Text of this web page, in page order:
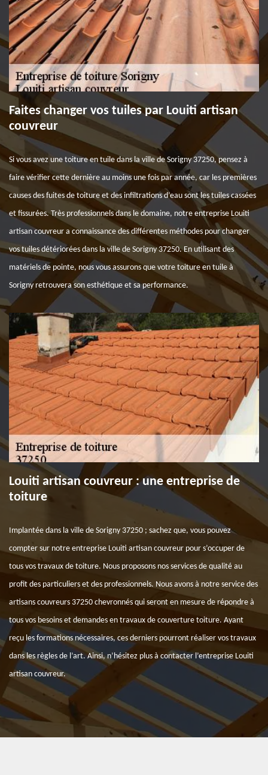
Faites changer vos tuiles par Louiti artisan
couvreur
Si vous avez une toiture en tuile dans la ville de Sorigny 37250, pensez à
faire vérifier cette dernière au moins une fois par année, car les premières
causes des fuites de toiture et des infiltrations d’eau sont les tuiles cassées
et fissurées. Très professionnels dans le domaine, notre entreprise Louiti
artisan couvreur a connaissance des différentes méthodes pour changer
vos tuiles détériorées dans la ville de Sorigny 37250. En utilisant des
matériels de pointe, nous vous assurons que votre toiture en tuile à
Sorigny retrouvera son esthétique et sa performance.
Louiti artisan couvreur : une entreprise de
toiture
Implantée dans la ville de Sorigny 37250 ; sachez que, vous pouvez
compter sur notre entreprise Louiti artisan couvreur pour s’occuper de
tous vos travaux de toiture. Nous proposons nos services de qualité au
profit des particuliers et des professionnels. Nous avons à notre service des
artisans couvreurs 37250 chevronnés qui seront en mesure de répondre à
tous vos besoins et demandes en travaux de couverture toiture. Ayant
reçu les formations nécessaires, ces derniers pourront réaliser vos travaux
dans les règles de l’art. Ainsi, n’hésitez plus à contacter l’entreprise Louiti
artisan couvreur.